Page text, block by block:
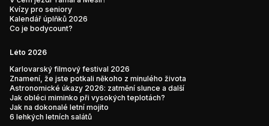
Kvízy pro seniory
Kalendář úplňků 2026
Co je bodycount?
Léto 2026
Karlovarský filmový festival 2026
Znamení, že jste potkali někoho z minulého života
Astronomické úkazy 2026: zatmění slunce a další
Jak obléci miminko při vysokých teplotách?
Jak na dokonalé letní mojito
6 lehkých letních salátů